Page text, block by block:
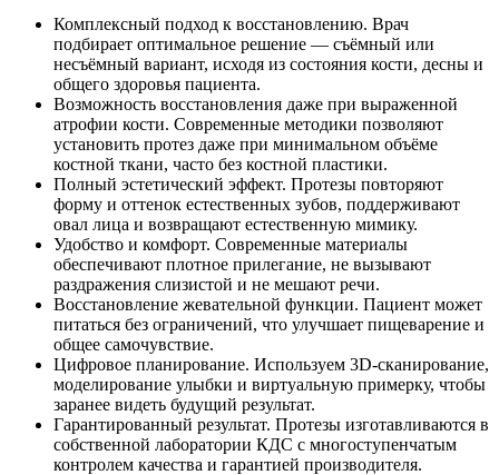
Комплексный подход к восстановлению. Врач
подбирает оптимальное решение — съёмный или
несъёмный вариант, исходя из состояния кости, десны и
общего здоровья пациента.
Возможность восстановления даже при выраженной
атрофии кости. Современные методики позволяют
установить протез даже при минимальном объёме
костной ткани, часто без костной пластики.
Полный эстетический эффект. Протезы повторяют
форму и оттенок естественных зубов, поддерживают
овал лица и возвращают естественную мимику.
Удобство и комфорт. Современные материалы
обеспечивают плотное прилегание, не вызывают
раздражения слизистой и не мешают речи.
Восстановление жевательной функции. Пациент может
питаться без ограничений, что улучшает пищеварение и
общее самочувствие.
Цифровое планирование. Используем 3D-сканирование,
моделирование улыбки и виртуальную примерку, чтобы
заранее видеть будущий результат.
Гарантированный результат. Протезы изготавливаются в
собственной лаборатории КДС с многоступенчатым
контролем качества и гарантией производителя.